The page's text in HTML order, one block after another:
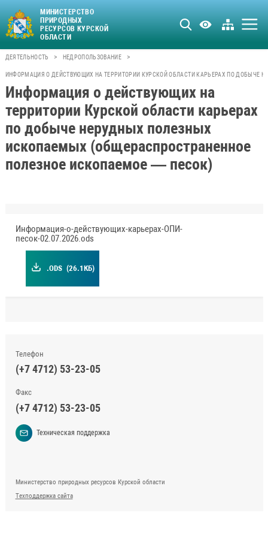
МИНИСТЕРСТВО
ПРИРОДНЫХ
РЕСУРСОВ КУРСКОЙ
ОБЛАСТИ
ДЕЯТЕЛЬНОСТЬ > НЕДРОПОЛЬЗОВАНИЕ >
ИНФОРМАЦИЯ О ДЕЙСТВУЮЩИХ НА ТЕРРИТОРИИ КУРСКОЙ ОБЛАСТИ КАРЬЕРАХ ПО ДОБЫЧЕ
Информация о действующих на
территории Курской области карьерах
по добыче нерудных полезных
ископаемых (общераспространенное
полезное ископаемое — песок)
Информация-о-действующих-карьерах-ОПИ-
песок-02.07.2026.ods
.ODS (26.1КБ)
Телефон
(+7 4712) 53-23-05
Факс
(+7 4712) 53-23-05
Техническая поддержка
Министерство природных ресурсов Курской области
Техподдержка сайта